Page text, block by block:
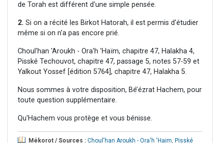
de Torah est différent d'une simple pensée.
2. Si on a récité les Birkot Hatorah, il est permis d'étudier
même si on n'a pas encore prié.
Choul'han 'Aroukh - Ora'h 'Haïm, chapitre 47, Halakha 4,
Pisské Techouvot, chapitre 47, passage 5, notes 57-59 et
Yalkout Yossef [édition 5764], chapitre 47, Halakha 5.
Nous sommes à votre disposition, Bé’ézrat Hachem, pour
toute question supplémentaire.
Qu'Hachem vous protège et vous bénisse.
Mékorot / Sources : Choul'han Aroukh - Ora'h 'Haim, Pisské